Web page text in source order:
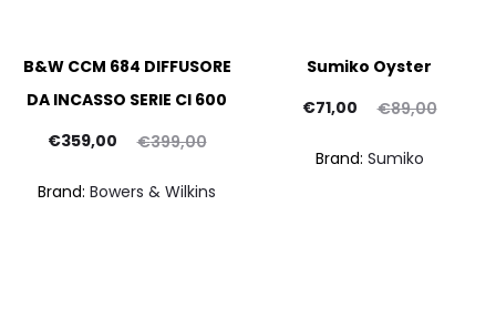
B&W CCM 684 DIFFUSORE
DA INCASSO SERIE CI 600
€399,00
Il
€359,00
Brand: Bowers & Wilkins
Sumiko Oyster
€89,00
Il
€71,00
Brand: Sumiko